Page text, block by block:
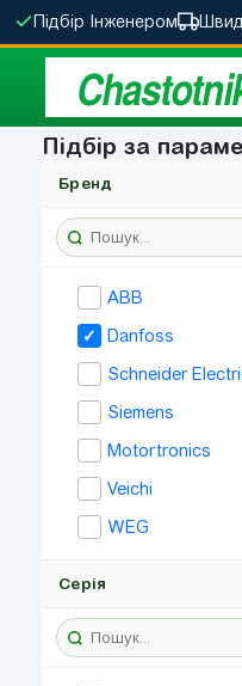
Підбір Інженером
Підбір за
Бренд
ABB
Danfoss
Schneider
Siemens
Motortronics
Veichi
WEG
Серія